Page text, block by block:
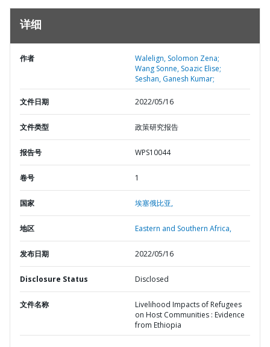
详细
作者
Walelign, Solomon Zena;
Wang Sonne, Soazic Elise;
Seshan, Ganesh Kumar;
文件日期 2022/05/16
文件类型 政策研究报告
报告号 WPS10044
卷号 1
国家 埃塞俄比亚,
地区 Eastern and Southern Africa,
发布日期 2022/05/16
Disclosure Status Disclosed
文件名称
Livelihood Impacts of Refugees
on Host Communities : Evidence
from Ethiopia